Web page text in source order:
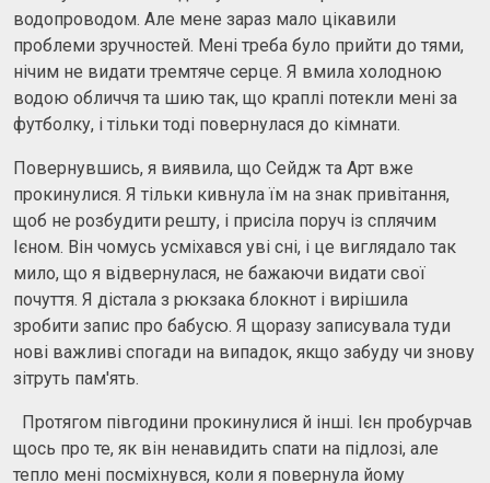
водопроводом. Але мене зараз мало цікавили
проблеми зручностей. Мені треба було прийти до тями,
нічим не видати тремтяче серце. Я вмила холодною
водою обличчя та шию так, що краплі потекли мені за
футболку, і тільки тоді повернулася до кімнати.
Повернувшись, я виявила, що Сейдж та Арт вже
прокинулися. Я тільки кивнула їм на знак привітання,
щоб не розбудити решту, і присіла поруч із сплячим
Ієном. Він чомусь усміхався уві сні, і це виглядало так
мило, що я відвернулася, не бажаючи видати свої
почуття. Я дістала з рюкзака блокнот і вирішила
зробити запис про бабусю. Я щоразу записувала туди
нові важливі спогади на випадок, якщо забуду чи знову
зітруть пам'ять.
Протягом півгодини прокинулися й інші. Ієн пробурчав
щось про те, як він ненавидить спати на підлозі, але
тепло мені посміхнувся, коли я повернула йому